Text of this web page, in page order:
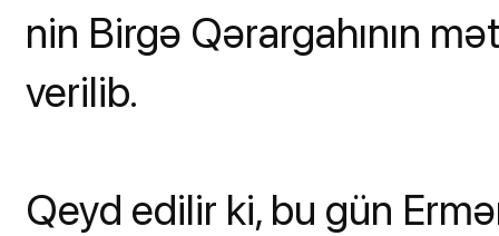
nin Birgə Qərargahının
verilib.
Qeyd edilir ki, bu gün